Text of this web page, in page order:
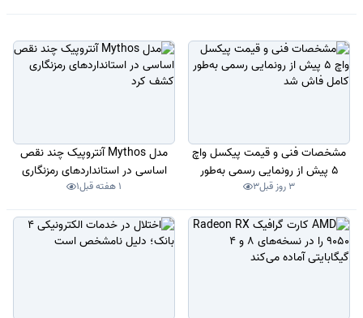
مشخصات فنی و قیمت پیکسل واچ
5 پیش از رونمایی رسمی به‌طور
کامل فاش شد
3 روز قبل 3
مدل Mythos آنتروپیک چند نقص‌
اساسی در استانداردهای رمزنگاری
کشف کرد 1 هفته قبل 1